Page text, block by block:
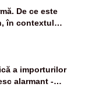
De ce este
în contextul
a importurilor
alarmant -